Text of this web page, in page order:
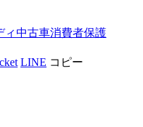
ィ中古車消費者保護
LINE コピー